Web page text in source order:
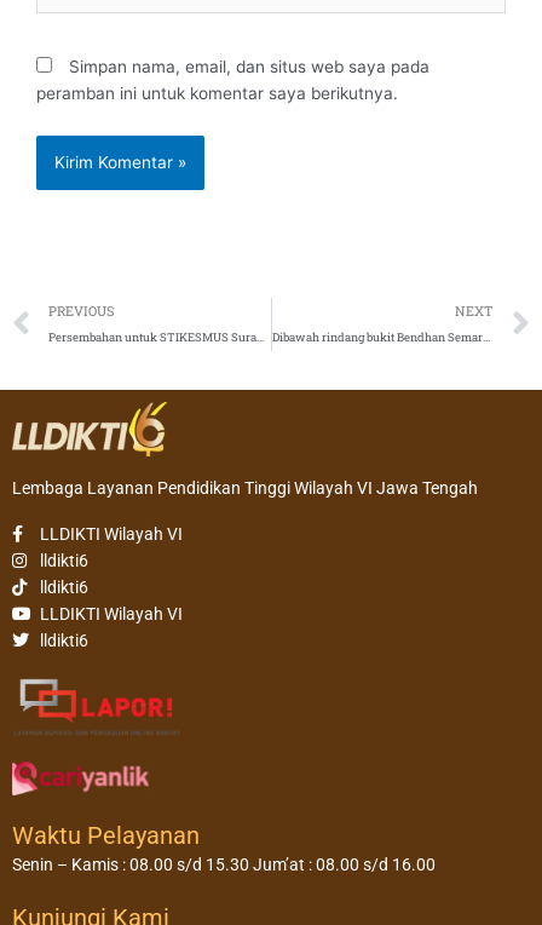
Simpan nama, email, dan situs web saya pada
peramban ini untuk komentar saya berikutnya.
Prev
PREVIOUS
Persembahan untuk STIKESMUS Surakarta Semarang, 13 April 2021
NEXT
Dibawah rindang bukit Bendhan Semarang, 15 April 2021
Lembaga Layanan Pendidikan Tinggi Wilayah VI Jawa Tengah
LLDIKTI Wilayah VI
lldikti6
lldikti6
LLDIKTI Wilayah VI
lldikti6
Waktu Pelayanan
Senin – Kamis : 08.00 s/d 15.30 Jum’at : 08.00 s/d 16.00
Kunjungi Kami